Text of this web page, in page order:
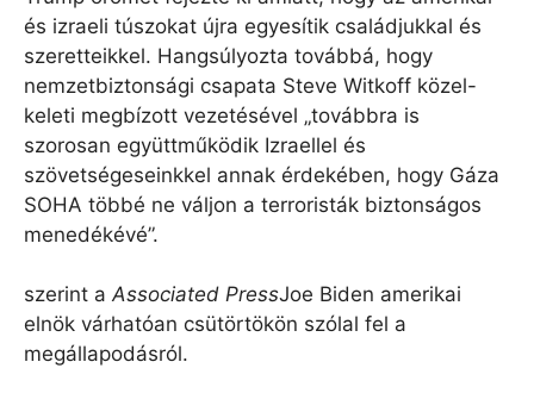
és izraeli túszokat újra egyesítik családjukkal és
szeretteikkel. Hangsúlyozta továbbá, hogy
nemzetbiztonsági csapata Steve Witkoff közel-
keleti megbízott vezetésével „továbbra is
szorosan együttműködik Izraellel és
szövetségeseinkkel annak érdekében, hogy Gáza
SOHA többé ne váljon a terroristák biztonságos
menedékévé”.
szerint aAssociated PressJoe Biden amerikai
elnök várhatóan csütörtökön szólal fel a
megállapodásról.